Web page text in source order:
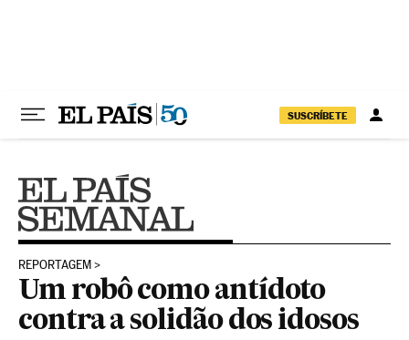
SUSCRÍBETE
REPORTAGEM
Um robô como antídoto
contra a solidão dos idosos